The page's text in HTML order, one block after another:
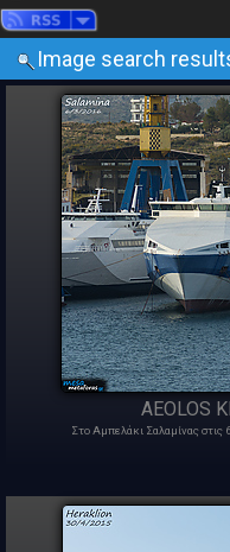
Image search
AEOLOS
Στο Αμπελάκι Σαλαμίνας στις